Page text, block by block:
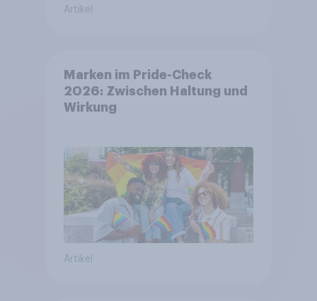
Artikel
Marken im Pride-Check
2026: Zwischen Haltung und
Wirkung
Artikel